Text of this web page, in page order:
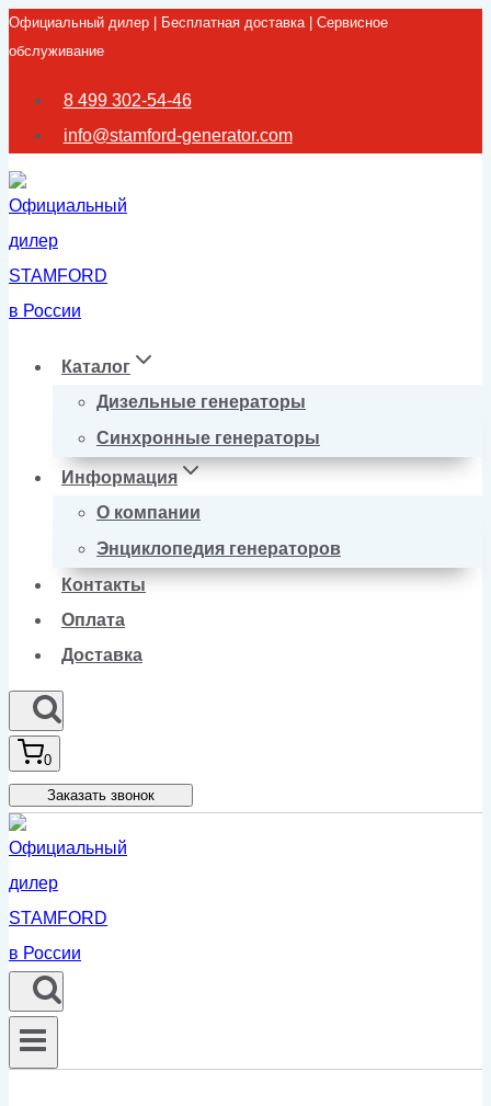
Перейти
к
содержимому
Официальный дилер | Бесплатная доставка | Сервисное
обслуживание
8 499 302-54-46
info@stamford-generator.com
Каталог
Дизельные генераторы
Синхронные генераторы
Информация
О компании
Энциклопедия генераторов
Контакты
Оплата
Доставка
0
Заказать звонок